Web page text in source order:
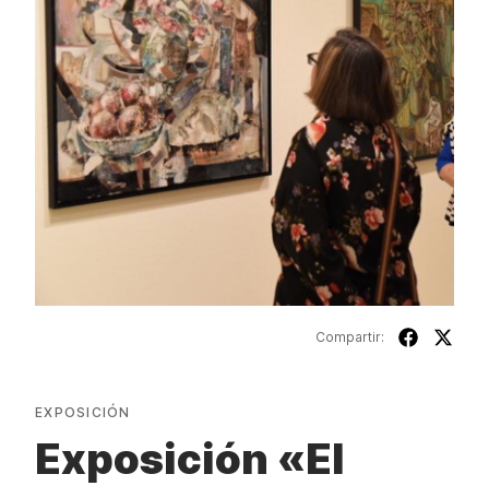
Compartir:
EXPOSICIÓN
Exposición «El